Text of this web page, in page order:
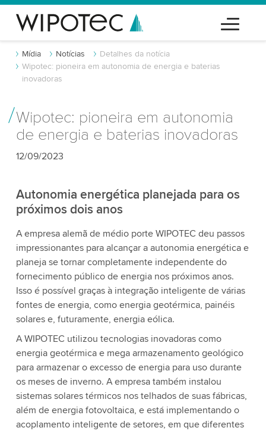
Mídia Notícias
Detalhes da notícia
Wipotec: pioneira em autonomia de energia e baterias
inovadoras
Wipotec: pioneira em autonomia
de energia e baterias inovadoras
12/09/2023
Autonomia energética planejada para os
próximos dois anos
A empresa alemã de médio porte WIPOTEC deu passos
impressionantes para alcançar a autonomia energética e
planeja se tornar completamente independente do
fornecimento público de energia nos próximos anos.
Isso é possível graças à integração inteligente de várias
fontes de energia, como energia geotérmica, painéis
solares e, futuramente, energia eólica.
A WIPOTEC utilizou tecnologias inovadoras como
energia geotérmica e mega armazenamento geológico
para armazenar o excesso de energia para uso durante
os meses de inverno. A empresa também instalou
sistemas solares térmicos nos telhados de suas fábricas,
além de energia fotovoltaica, e está implementando o
acoplamento inteligente de setores, em que diferentes